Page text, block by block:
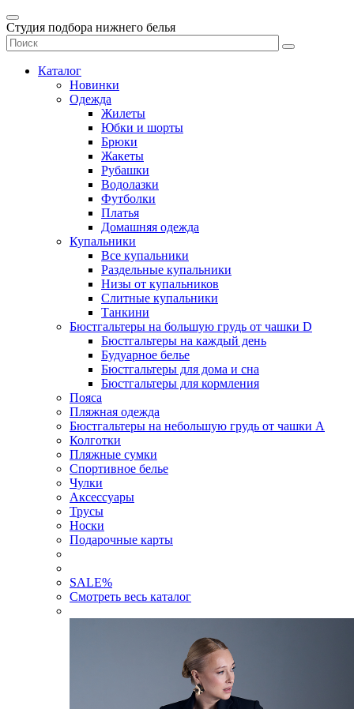
Студия подбора нижнего белья
Каталог
Новинки
Одежда
Жилеты
Юбки и шорты
Брюки
Жакеты
Рубашки
Водолазки
Футболки
Платья
Домашняя одежда
Купальники
Все купальники
Раздельные купальники
Низы от купальников
Слитные купальники
Танкини
Бюстгальтеры на большую грудь от чашки D
Бюстгальтеры на каждый день
Будуарное белье
Бюстгальтеры для дома и сна
Бюстгальтеры для кормления
Пояса
Пляжная одежда
Бюстгальтеры на небольшую грудь от чашки А
Колготки
Пляжные сумки
Спортивное белье
Чулки
Аксессуары
Трусы
Носки
Подарочные карты
SALE%
Смотреть весь каталог